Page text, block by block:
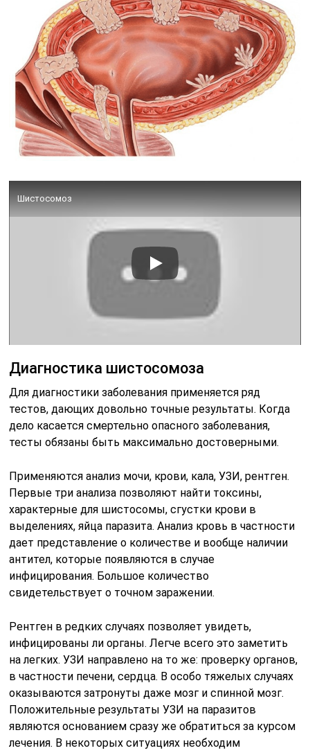
Шистосомоз
Диагностика шистосомоза
Для диагностики заболевания применяется ряд
тестов, дающих довольно точные результаты. Когда
дело касается смертельно опасного заболевания,
тесты обязаны быть максимально достоверными.
Применяются анализ мочи, крови, кала, УЗИ, рентген.
Первые три анализа позволяют найти токсины,
характерные для шистосомы, сгустки крови в
выделениях, яйца паразита. Анализ кровь в частности
дает представление о количестве и вообще наличии
антител, которые появляются в случае
инфицирования. Большое количество
свидетельствует о точном заражении.
Рентген в редких случаях позволяет увидеть,
инфицированы ли органы. Легче всего это заметить
на легких. УЗИ направлено на то же: проверку органов,
в частности печени, сердца. В особо тяжелых случаях
оказываются затронуты даже мозг и спинной мозг.
Положительные результаты УЗИ на паразитов
являются основанием сразу же обратиться за курсом
лечения. В некоторых ситуациях необходим